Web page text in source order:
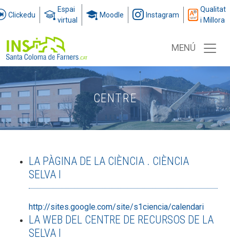
Clickedu
Espai
virtual
Moodle Instagram
Qualitat
i Millora
MENÚ
CENTRE
LA PÀGINA DE LA CIÈNCIA . CIÈNCIA
SELVA I
http://sites.google.com/site/s1ciencia/calendari
LA WEB DEL CENTRE DE RECURSOS DE LA
SELVA I